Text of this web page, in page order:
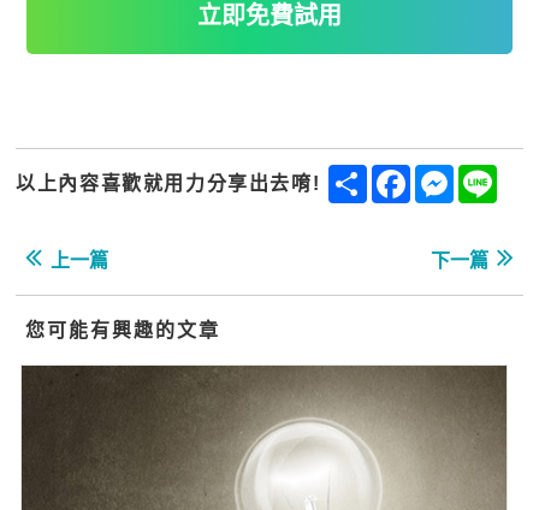
立即免費試用
以上內容喜歡就用力分享出去唷! ShareFacebook
上一篇 下一篇
您可能有興趣的文章